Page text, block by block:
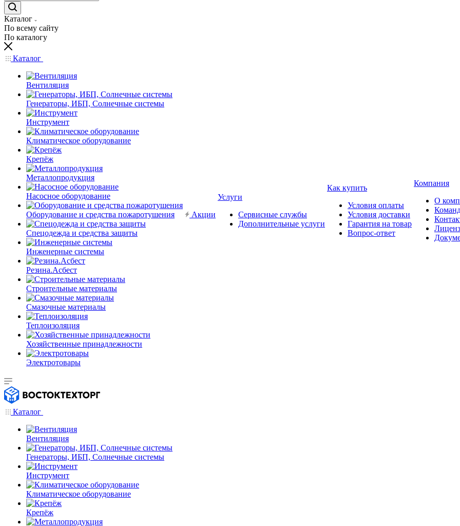
Каталог
По всему сайту
По каталогу
Каталог
Вентиляция
Генераторы, ИБП, Солнечные системы
Инструмент
Климатическое оборудование
Крепёж
Металлопродукция
Насосное оборудование
Оборудование и средства пожаротушения
Спецодежда и средства защиты
Инженерные системы
Резина.Асбест
Строительные материалы
Смазочные материалы
Теплоизоляция
Хозяйственные принадлежности
Электротовары
Акции
Услуги
Сервисные службы
Дополнительные услуги
Как купить
Условия оплаты
Условия доставки
Гарантия на товар
Вопрос-ответ
Компания
О
Каталог
Вентиляция
Генераторы, ИБП, Солнечные системы
Инструмент
Климатическое оборудование
Крепёж